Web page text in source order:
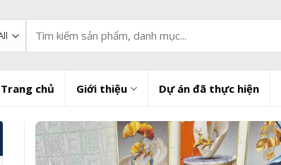
kiếm:
Trang chủ Giới thiệu Dự án đã thực hiện